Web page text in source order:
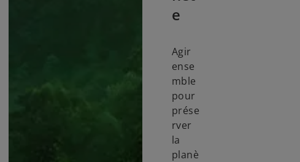
e
Agir
ense
mble
pour
prése
rver
la
planè